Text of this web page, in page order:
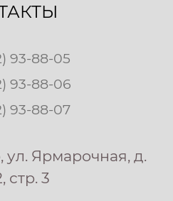
93-88-05
93-88-06
93-88-07
ул. Ярмарочная, д.
стр. 3